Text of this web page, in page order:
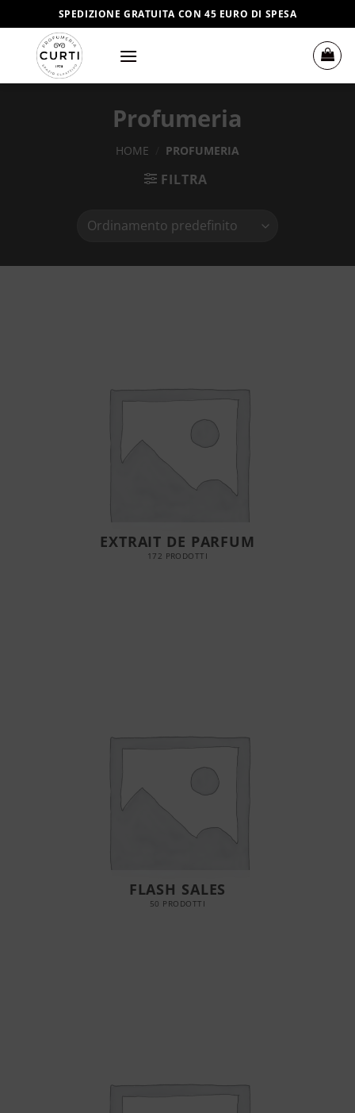
ai
contenuti
SPEDIZIONE GRATUITA CON 45 EURO DI SPESA
Profumeria
HOME PROFUMERIA
FILTRA
EXTRAIT DE PARFUM
172 PRODOTTI
FLASH SALES
50 PRODOTTI